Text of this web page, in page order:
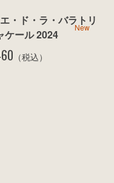
New
・ド・ラ・バラトリ
ケール 2024
（税込）